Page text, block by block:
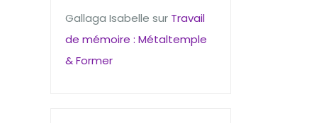
Gallaga Isabelle sur Travail
de mémoire : Métaltemple
& Former